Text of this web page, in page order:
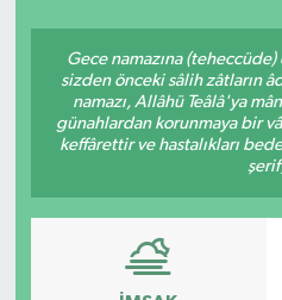
Gece namazına
sizden önceki sâlih zâtların
namazı, Allâhü Teâlâ'ya
günahlardan korunmaya bir
keffârettir ve hastalıkları
Spor
Türkiye